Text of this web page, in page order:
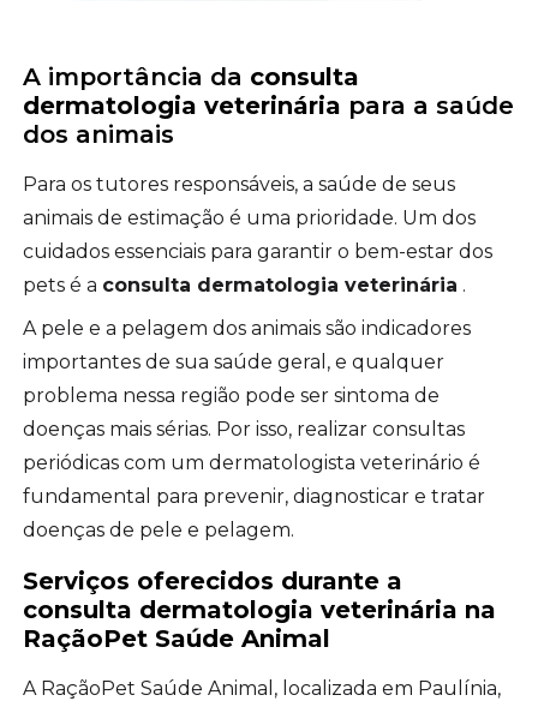
A importância da consulta
dermatologia veterinária para a saúde
dos animais
Para os tutores responsáveis, a saúde de seus
animais de estimação é uma prioridade. Um dos
cuidados essenciais para garantir o bem-estar dos
pets é a consulta dermatologia veterinária .
A pele e a pelagem dos animais são indicadores
importantes de sua saúde geral, e qualquer
problema nessa região pode ser sintoma de
doenças mais sérias. Por isso, realizar consultas
periódicas com um dermatologista veterinário é
fundamental para prevenir, diagnosticar e tratar
doenças de pele e pelagem.
Serviços oferecidos durante a
consulta dermatologia veterinária na
RaçãoPet Saúde Animal
A RaçãoPet Saúde Animal, localizada em Paulínia,